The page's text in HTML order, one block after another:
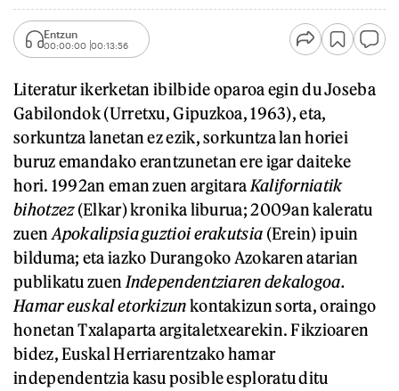
Entzun
00:00:00 00:13:56
Literatur ikerketan ibilbide oparoa egin du Joseba
Gabilondok (Urretxu, Gipuzkoa, 1963), eta,
sorkuntza lanetan ez ezik, sorkuntza lan horiei
buruz emandako erantzunetan ere igar daiteke
hori. 1992an eman zuen argitara Kaliforniatik
bihotzez(Elkar) kronika liburua; 2009an kaleratu
zuen Apokalipsia guztioi erakutsia (Erein) ipuin
bilduma; eta iazko Durangoko Azokaren atarian
publikatu zuen Independentziaren dekalogoa.
Hamar euskal etorkizunkontakizun sorta, oraingo
honetan Txalaparta argitaletxearekin. Fikzioaren
bidez, Euskal Herriarentzako hamar
independentzia kasu posible esploratu ditu